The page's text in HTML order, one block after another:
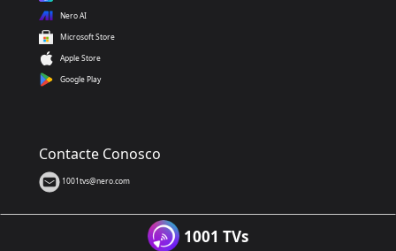
Nero AI
Microsoft Store
Apple Store
Google Play
Contacte Conosco
1001tvs@nero.com
1001 TVs